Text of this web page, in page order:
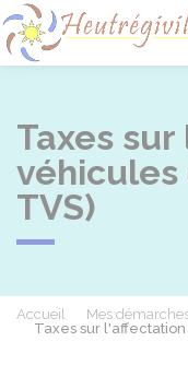
Taxes
véhicules
TVS)
Accueil Mes
Taxes sur